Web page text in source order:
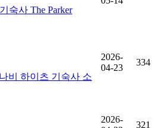
숙사 The Parker
비 하이츠 기숙사 소
2026-
04-23
334
2026-
321